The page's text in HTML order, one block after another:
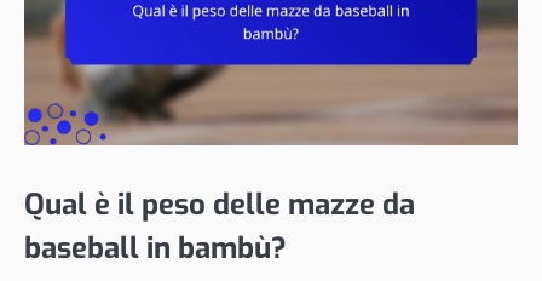
Qual è il peso delle mazze da
baseball in bambù?